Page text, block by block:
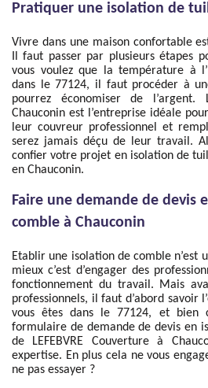
Pratiquer une isolation de
Vivre dans une maison confortable
Il faut passer par plusieurs étapes
vous voulez que la température à
dans le 77124, il faut procéder à
pourrez économiser de l’argent.
Chauconin est l’entreprise idéale
leur couvreur professionnel et
serez jamais déçu de leur travail.
confier votre projet en isolation de
en Chauconin.
Faire une demande de devis
comble à Chauconin
Etablir une isolation de comble n’est
mieux c’est d’engager des
fonctionnement du travail. Mais
professionnels, il faut d’abord savoir
vous êtes dans le 77124, et bien
formulaire de demande de devis en
de LEFEBVRE Couverture à
expertise. En plus cela ne vous
ne pas essayer ?